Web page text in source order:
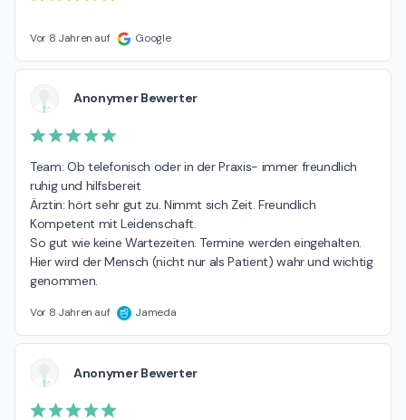
Vor 8 Jahren auf Google
Anonymer Bewerter
Team: Ob telefonisch oder in der Praxis- immer freundlich
ruhig und hilfsbereit
Ärztin: hört sehr gut zu. Nimmt sich Zeit. Freundlich
Kompetent mit Leidenschaft.
So gut wie keine Wartezeiten. Termine werden eingehalten.
Hier wird der Mensch (nicht nur als Patient) wahr und wichtig
genommen.
Vor 8 Jahren auf Jameda
Anonymer Bewerter